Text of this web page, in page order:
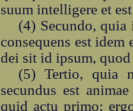
suum intelligere et
(4) Secundo,
consequens est
dei sit id ipsum, quod
(5) Tertio, quia
secundus est
quid actu primo;